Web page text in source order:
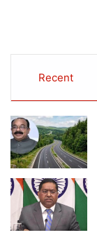
Recent